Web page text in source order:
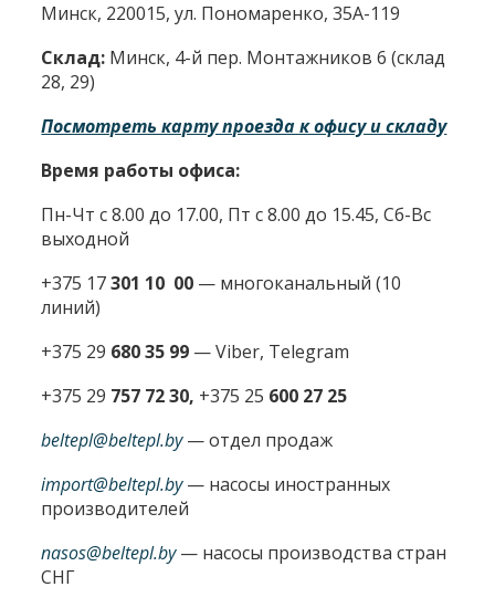
Минск, 220015, ул. Пономаренко, 35А-119
Склад: Минск, 4-й пер. Монтажников 6 (склад
28, 29)
Посмотреть карту проезда к офису и складу
Время работы офиса:
Пн-Чт с 8.00 до 17.00, Пт с 8.00 до 15.45, Сб-Вс
выходной
+375 17301 10 00 — многоканальный (10
линий)
+375 29 680 35 99 — Viber, Telegram
+375 29 757 72 30, +375 25 600 27 25
beltepl@beltepl.by— отдел продаж
import@beltepl.by— насосы иностранных
производителей
nasos@beltepl.by— насосы производства стран
СНГ